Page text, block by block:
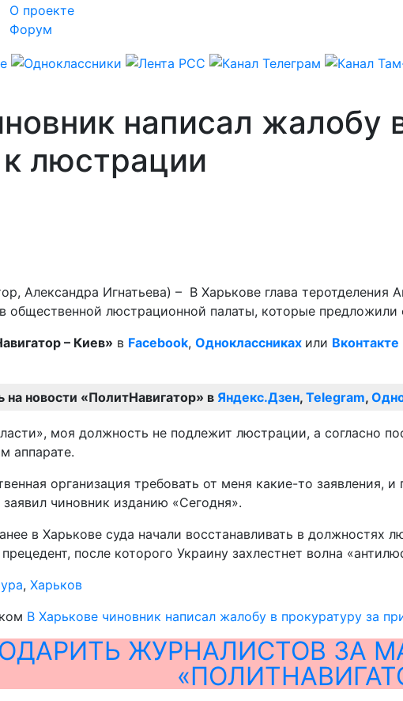
О проекте
Форум
написал жалобу
люстрации
Александра Игнатьева) – В Харькове глава
общественной люстрационной палаты, которые
– Киев» в Facebook, Одноклассниках или Вконтакте
новости «ПолитНавигатор» в Яндекс.Дзен, Telegram,
моя должность не подлежит люстрации, а согласно
аппарате.
организация требовать от меня какие-то заявления,
чиновник изданию «Сегодня».
в Харькове суда начали восстанавливать в
после которого Украину захлестнет волна
, Харьков
В Харькове чиновник написал жалобу в прокуратуру за
ЖУРНАЛИСТОВ ЗА